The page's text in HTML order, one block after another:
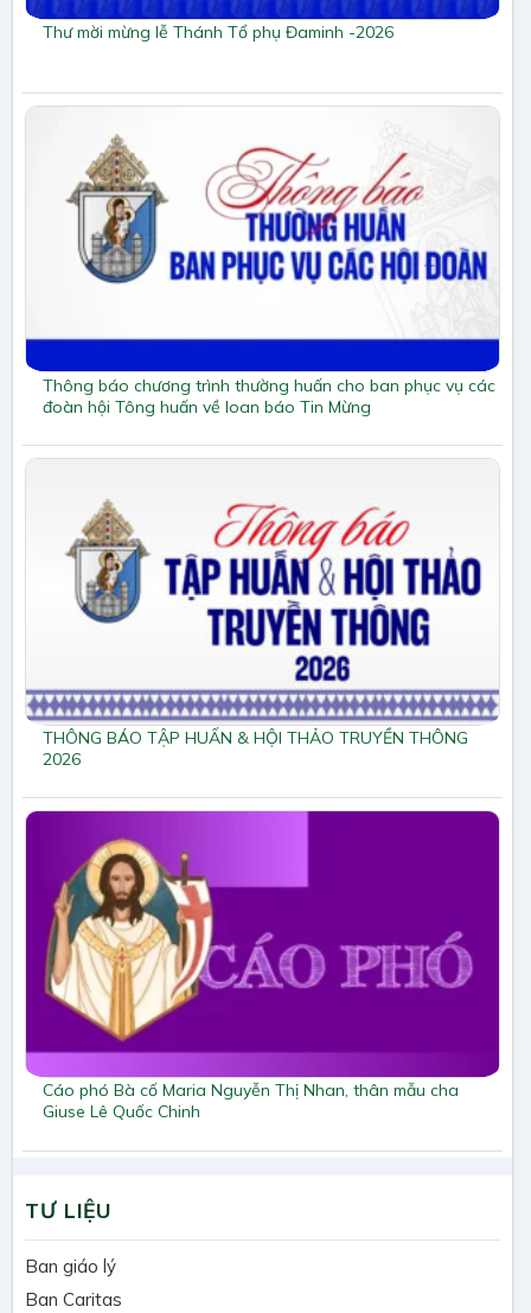
Thư mời mừng lễ Thánh Tổ phụ Đaminh -2026
Thông báo chương trình thường huấn cho ban phục vụ các
đoàn hội Tông huấn về loan báo Tin Mừng
THÔNG BÁO TẬP HUẤN & HỘI THẢO TRUYỀN THÔNG
2026
Cáo phó Bà cố Maria Nguyễn Thị Nhan, thân mẫu cha
Giuse Lê Quốc Chinh
TƯ LIỆU
Ban giáo lý
Ban Caritas